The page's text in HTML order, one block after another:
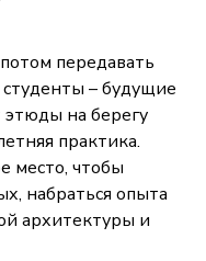
передавать
– будущие
этюды на берегу
практика.
место, чтобы
набраться опыта
архитектуры и